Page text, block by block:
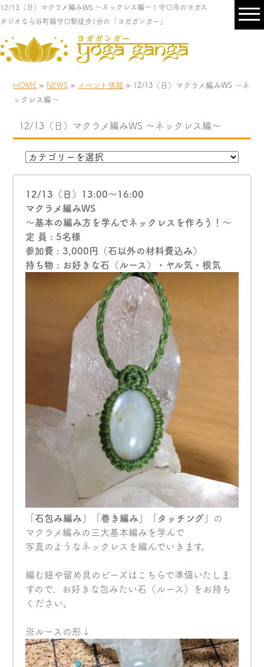
12/13（日）マクラメ編みWS 〜ネックレス編〜 | 守口市のヨガス
タジオなら谷町線守口駅徒歩1分の「ヨガガンガー」
HOME » NEWS » イベント情報 » 12/13（日）マクラメ編みWS 〜ネ
ックレス編〜
12/13（日）マクラメ編みWS 〜ネックレス編〜
12/13（日）13:00〜16:00
マクラメ編みWS
〜基本の編み方を学んでネックレスを作ろう！〜
定 員 : 5名様
参加費 : 3,000円（石以外の材料費込み）
持ち物 : お好きな石（ルース）・ヤル気・根気
「石包み編み」「巻き編み」「タッチング」
の
マクラメ編みの三大基本編みを学んで
写真のようなネックレスを編んでいきます。
編む紐や留め具のビーズはこちらで準備いたしま
すので、お好きな包みたい石（ルース）をお持ち
ください。
※ルースの形↓